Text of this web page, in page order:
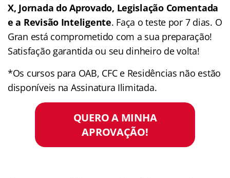
X, Jornada do Aprovado, Legislação Comentada
e a Revisão Inteligente. Faça o teste por 7 dias. O
Gran está comprometido com a sua preparação!
Satisfação garantida ou seu dinheiro de volta!
*Os cursos para OAB, CFC e Residências não estão
disponíveis na Assinatura Ilimitada.
QUERO A MINHA
APROVAÇÃO!